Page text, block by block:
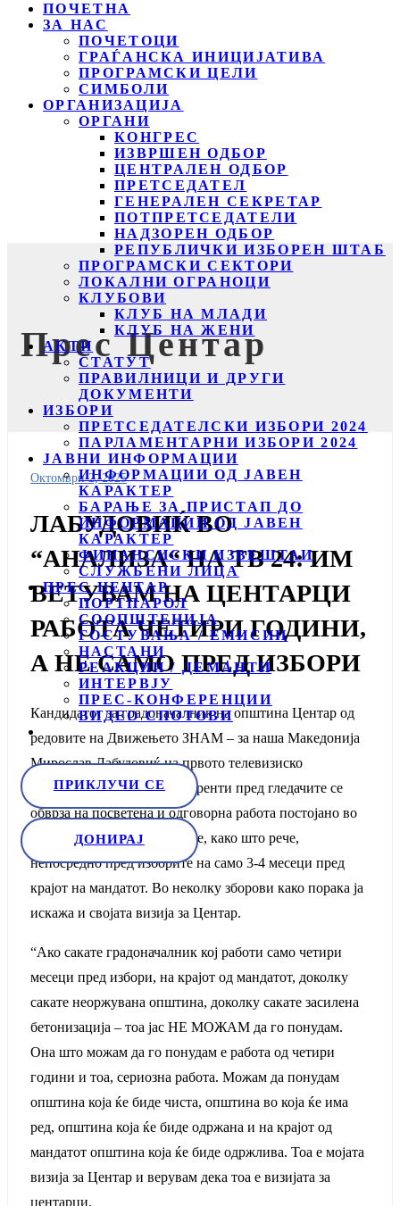
ПОЧЕТНА
ЗА НАС
ПОЧЕТОЦИ
ГРАЃАНСКА ИНИЦИЈАТИВА
ПРОГРАМСКИ ЦЕЛИ
СИМБОЛИ
ОРГАНИЗАЦИЈА
ОРГАНИ
КОНГРЕС
ИЗВРШЕН ОДБОР
ЦЕНТРАЛЕН ОДБОР
ПРЕТСЕДАТЕЛ
ГЕНЕРАЛЕН СЕКРЕТАР
ПОТПРЕТСЕДАТЕЛИ
НАДЗОРЕН ОДБОР
РЕПУБЛИЧКИ ИЗБОРЕН ШТАБ
ПРОГРАМСКИ СЕКТОРИ
ЛОКАЛНИ ОГРАНОЦИ
КЛУБОВИ
КЛУБ НА МЛАДИ
КЛУБ НА ЖЕНИ
АКТИ
СТАТУТ
ПРАВИЛНИЦИ И ДРУГИ
ДОКУМЕНТИ
ИЗБОРИ
ПРЕТСЕДАТЕЛСКИ ИЗБОРИ 2024
ПАРЛАМЕНТАРНИ ИЗБОРИ 2024
ЈАВНИ ИНФОРМАЦИИ
ИНФОРМАЦИИ ОД ЈАВЕН
КАРАКТЕР
БАРАЊЕ ЗА ПРИСТАП ДО
ИНФОРМАЦИИ ОД ЈАВЕН
КАРАКТЕР
ФИНАНСИСКИ ИЗВЕШТАИ
СЛУЖБЕНИ ЛИЦА
ПРЕС ЦЕНТАР
ПОРТПАРОЛ
СООПШТЕНИЈА
ГОСТУВАЊА / ЕМИСИИ
НАСТАНИ
РЕАКЦИИ / ДЕМАНТИ
ИНТЕРВЈУ
ПРЕС-КОНФЕРЕНЦИИ
ВИДЕО СПОТОВИ
ПРИКЛУЧИ СЕ
ДОНИРАЈ
Прес Центар
Октомври 2, 2025
ЛАБУДОВИЌ ВО
“АНАЛИЗА“ НА ТВ 24: ИМ
ВЕТУВАМ НА ЦЕНТАРЦИ
РАБОТА ЧЕТИРИ ГОДИНИ,
А НЕ САМО ПРЕД ИЗБОРИ
Кандидатот за градоначалник на општина Центар од
редовите на Движењето ЗНАМ – за наша Македонија
Мирослав Лабудовиќ на првото телевизиско
соочување со своите конкуренти пред гледачите се
обврза на посветена и одговорна работа постојано во
текот на целиот мандат, а не, како што рече,
непосредно пред изборите на само 3-4 месеци пред
крајот на мандатот. Во неколку зборови како порака ја
искажа и својата визија за Центар.
“Ако сакате градоначалник кој работи само четири
месеци пред избори, на крајот од мандатот, доколку
сакате неоржувана општина, доколку сакате засилена
бетонизација – тоа јас НЕ МОЖАМ да го понудам.
Она што можам да го понудам е работа од четири
години и тоа, сериозна работа. Можам да понудам
општина која ќе биде чиста, општина во која ќе има
ред, општина која ќе биде одржана и на крајот од
мандатот општина која ќе биде одржлива. Тоа е мојата
визија за Центар и верувам дека тоа е визијата за
центарци.